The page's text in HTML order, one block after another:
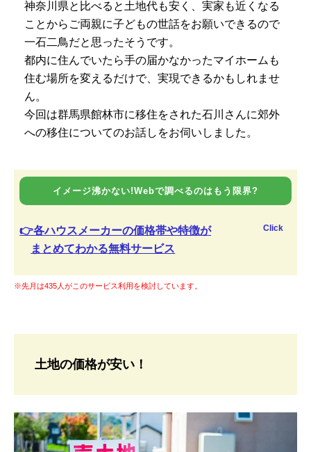
神奈川県と比べると土地代も安く、実家も近くなる
ことからご両親に子どもの世話をお願いできるので
一石二鳥だと思ったそうです。
都内に住んでいたら手の届かなかったマイホームも
住む場所を変えるだけで、実現できるかもしれませ
ん。
今回は群馬県館林市に移住をされた石川さんに郊外
への移住についてのお話しをお伺いしました。
イメージ沸かない!Webで調べるのはもう限界?
👉各ハウスメーカーの価格帯や特徴が
まとめてわかる無料サービス
Click
※先月は435人がこのサービス利用を検討しています。
土地の価格が安い！